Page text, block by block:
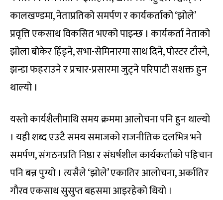
कालखण्डमा, नेताप्रतिको समर्पण र कार्यकर्ताको ‘झोले’
प्रवृत्ति एकसाथ विकसित भएको पाइन्छ । कार्यकर्ता नेताको
झोला बोकेर हिँड्ने, सभा-सेमिनारमा साथ दिने, पोस्टर टाँस्ने,
झन्डा फहराउने र प्रचार-प्रसारमा जुट्ने परिपाटी सशक्त हुन
थाल्यो ।
यस्तो कार्यशैलीमाथि समय क्रममा आलोचना पनि हुन थाल्यो
। यही शब्द एउटै समय समाजको राजनीतिक दलभित्र भने
समर्पण, संगठनप्रति निष्ठा र संघर्षशील कार्यकर्ताको पहिचान
पनि बन्न पुग्यो । त्यसैले ‘झोले’ एकातिर आलोचना, अर्कातिर
गौरव एकसाथ सुसुप्त बहसमा आइरहेको थियो ।